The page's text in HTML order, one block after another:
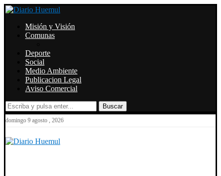
Misión y Visión
Comunas
Deporte
Social
Medio Ambiente
Publicacion Legal
Aviso Comercial
Buscar
domingo 9 agosto , 2026